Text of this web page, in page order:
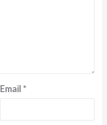
Email*